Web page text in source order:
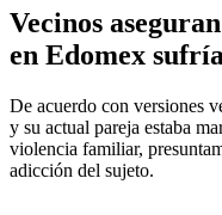
Vecinos
en Edomex
De acuerdo con versiones
y su actual pareja estaba
violencia familiar,
adicción del sujeto.